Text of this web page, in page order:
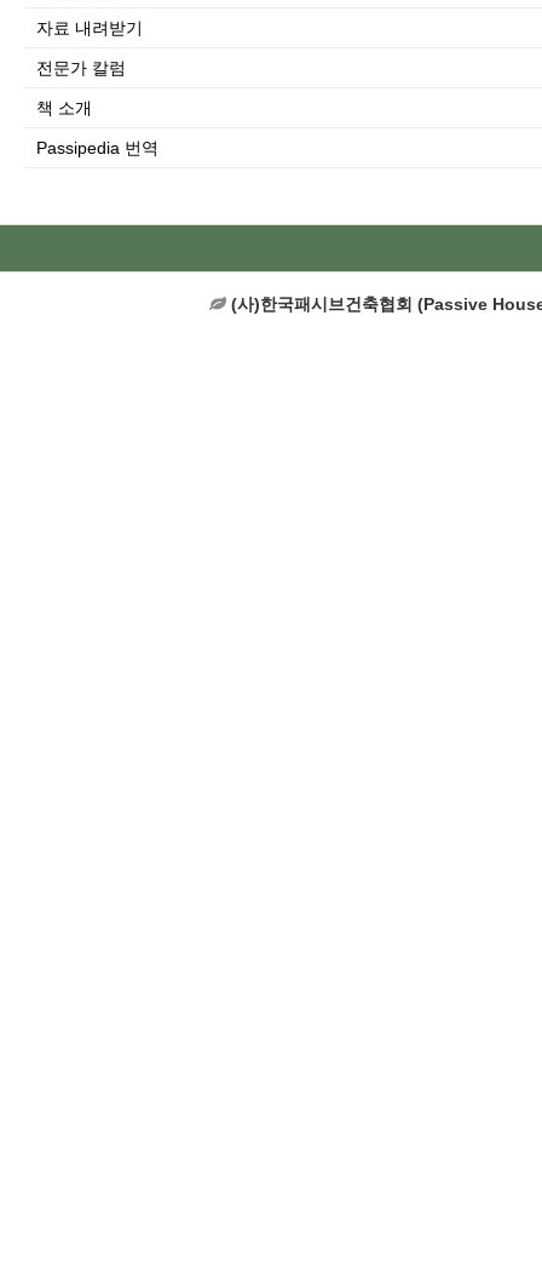
자료 내려받기
전문가 칼럼
책 소개
Passipedia 번역
(사)한국패시브건축협회 (Passive